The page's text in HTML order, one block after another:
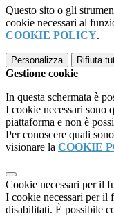
Questo sito o gli
cookie necessari al
COOKIE POLICY.
Personalizza Rifiuta
Gestione cookie
In questa schermata è
I cookie necessari sono
piattaforma e non è
Per conoscere quali
visionare la COOKIE
Cookie necessari per il
I cookie necessari per il
disabilitati. È possibile